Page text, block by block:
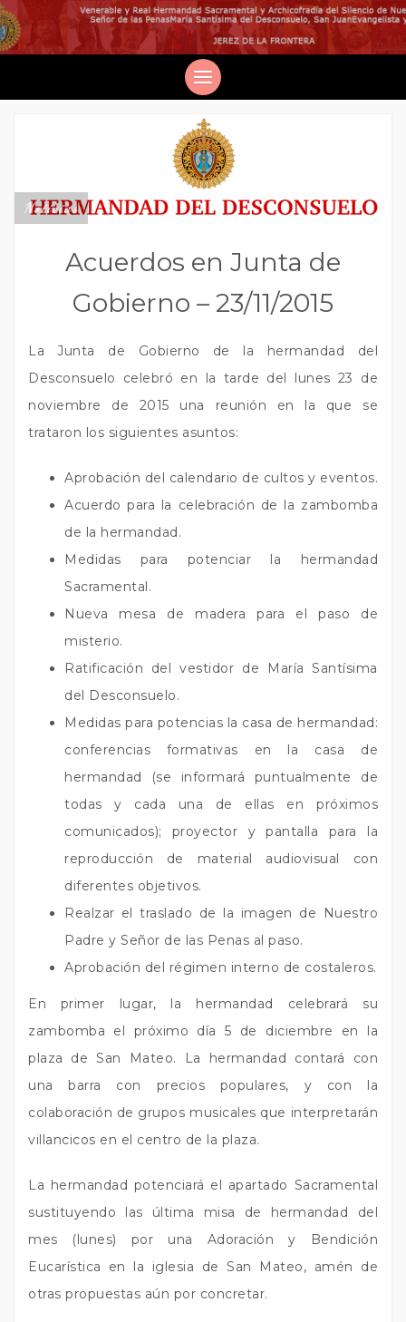
Noticias
Acuerdos en Junta de
Gobierno – 23/11/2015
La Junta de Gobierno de la hermandad del
Desconsuelo celebró en la tarde del lunes 23 de
noviembre de 2015 una reunión en la que se
trataron los siguientes asuntos:
Aprobación del calendario de cultos y eventos.
Acuerdo para la celebración de la zambomba
de la hermandad.
Medidas para potenciar la hermandad
Sacramental.
Nueva mesa de madera para el paso de
misterio.
Ratificación del vestidor de María Santísima
del Desconsuelo.
Medidas para potencias la casa de hermandad:
conferencias formativas en la casa de
hermandad (se informará puntualmente de
todas y cada una de ellas en próximos
comunicados); proyector y pantalla para la
reproducción de material audiovisual con
diferentes objetivos.
Realzar el traslado de la imagen de Nuestro
Padre y Señor de las Penas al paso.
Aprobación del régimen interno de costaleros.
En primer lugar, la hermandad celebrará su
zambomba el próximo día 5 de diciembre en la
plaza de San Mateo. La hermandad contará con
una barra con precios populares, y con la
colaboración de grupos musicales que interpretarán
villancicos en el centro de la plaza.
La hermandad potenciará el apartado Sacramental
sustituyendo las última misa de hermandad del
mes (lunes) por una Adoración y Bendición
Eucarística en la iglesia de San Mateo, amén de
otras propuestas aún por concretar.